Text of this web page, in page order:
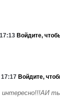
Войдите,
17:17 Войдите,